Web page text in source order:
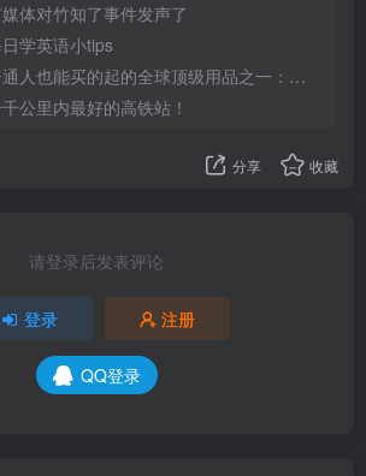
体对竹知了事件发声了
学英语小tips
人也能买的起的全球顶级用品之一：WD-40润滑除锈剂！
公里内最好的高铁站！
分享 收藏
请登录后发表评论
登录 注册
QQ登录